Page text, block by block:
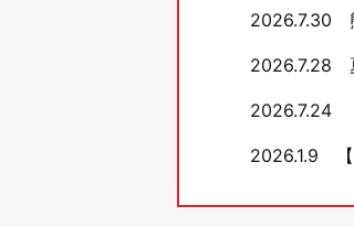
2026.7.30
2026.7.28
2026.7.24
2026.1.9